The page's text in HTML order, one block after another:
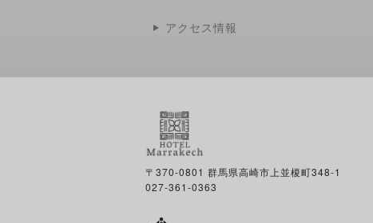
アクセス情報
〒370-0801 群馬県高崎市上並榎町348-1
027-361-0363